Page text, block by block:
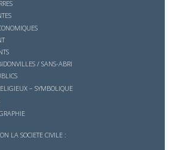
/ SANS-ABRI
– SYMBOLIQUE
LA SOCIETE CIVILE :